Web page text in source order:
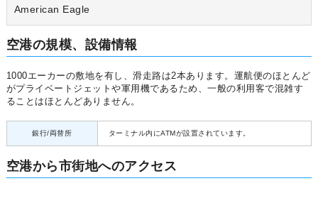
American Eagle
空港の規模、設備情報
1000エーカーの敷地を有し、滑走路は2本あります。運航便のほとんど
がプライベートジェットや軍用機であるため、一般の利用客で混雑す
ることはほとんどありません。
銀行/両替所 ターミナル内にATMが設置されています。
空港から市街地へのアクセス